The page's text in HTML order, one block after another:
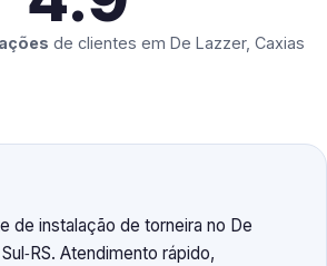
de clientes em De Lazzer, Caxias
de instalação de torneira no De
Atendimento rápido,